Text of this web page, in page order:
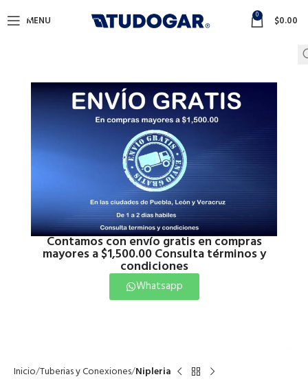
Contamos con envío gratis en compras
mayores a $1,500.00 Consulta términos y
condiciones
Whatsapp
MENU 0 $0.00
Inicio Tuberias y Conexiones Nipleria